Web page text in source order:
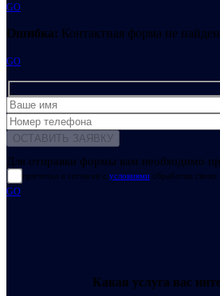
GO
Ошибка: Контактная форма не
GO
Для отправки формы вам необходимо
прочитал и согласен с условиями обработки
GO
Какая услуга вас